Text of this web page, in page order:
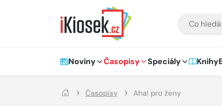
Hlavní navigace
Noviny Časopisy Speciály Knihy
Časopisy Aha! pro ženy